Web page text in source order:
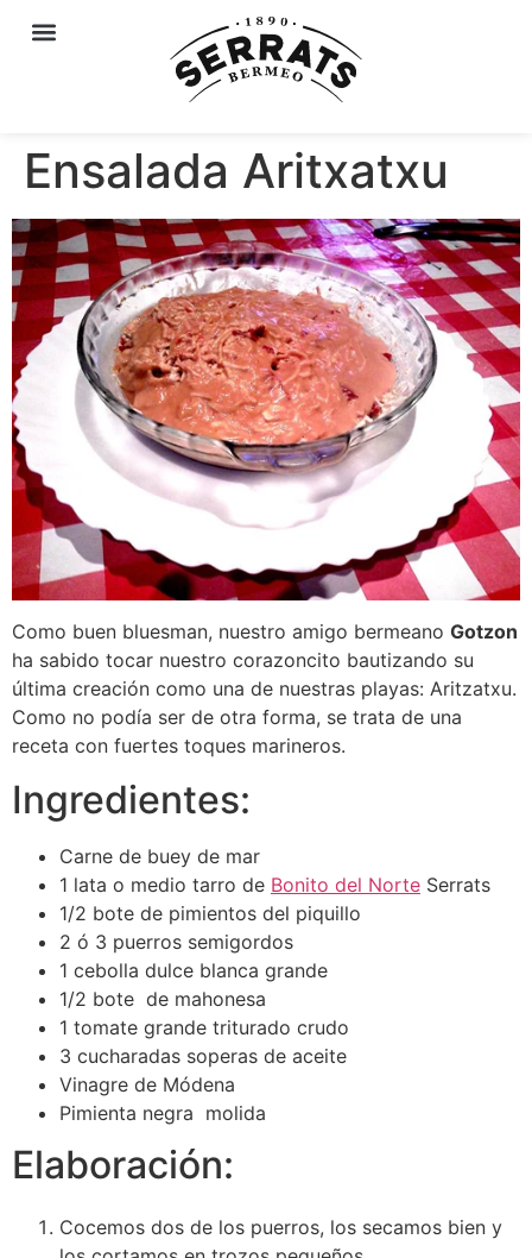
Ensalada Aritxatxu
Como buen bluesman, nuestro amigo bermeano Gotzon
ha sabido tocar nuestro corazoncito bautizando su
última creación como una de nuestras playas: Aritzatxu.
Como no podía ser de otra forma, se trata de una
receta con fuertes toques marineros.
Ingredientes:
Carne de buey de mar
1 lata o medio tarro de Bonito del Norte Serrats
1/2 bote de pimientos del piquillo
2 ó 3 puerros semigordos
1 cebolla dulce blanca grande
1/2 bote de mahonesa
1 tomate grande triturado crudo
3 cucharadas soperas de aceite
Vinagre de Módena
Pimienta negra molida
Elaboración:
Cocemos dos de los puerros, los secamos bien y